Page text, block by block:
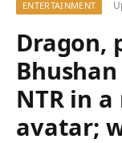
ENTERTAINMENT
Dragon,
NTR in
avatar;